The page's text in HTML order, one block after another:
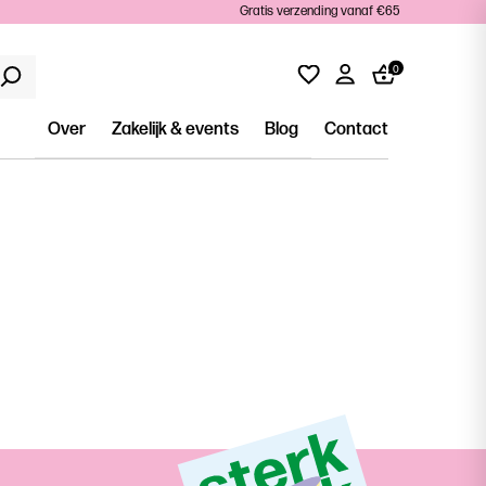
Gratis verzending vanaf €65
0
Over Zakelijk & events Blog Contact